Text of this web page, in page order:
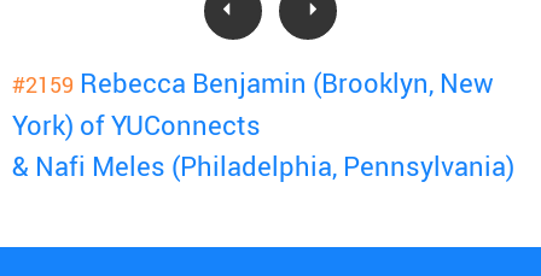
#2159 Rebecca Benjamin (Brooklyn, New
York) of YUConnects
& Nafi Meles (Philadelphia, Pennsylvania)